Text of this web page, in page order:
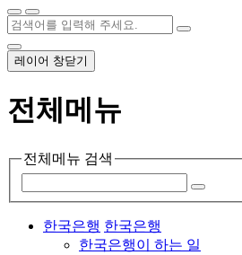
레이어 창닫기
전체메뉴
전체메뉴 검색
한국은행 한국은행
한국은행이 하는 일